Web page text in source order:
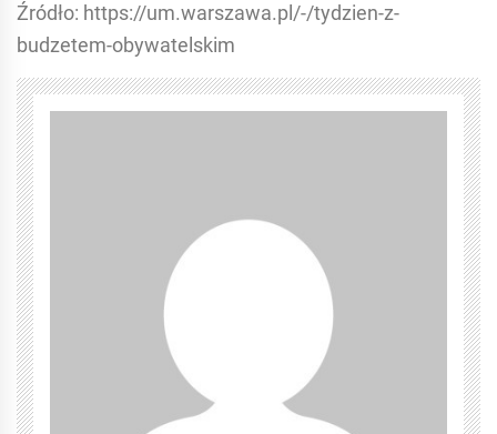
Źródło: https://um.warszawa.pl/-/tydzien-z-
budzetem-obywatelskim